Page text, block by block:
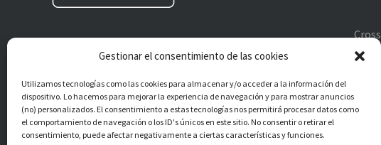
Gestionar el consentimiento de las cookies
Utilizamos tecnologías como las cookies para almacenar y/o acceder a la información del
dispositivo. Lo hacemos para mejorar la experiencia de navegación y para mostrar anuncios
(no) personalizados. El consentimiento a estas tecnologías nos permitirá procesar datos como
el comportamiento de navegación o los ID's únicos en este sitio. No consentir o retirar el
consentimiento, puede afectar negativamente a ciertas características y funciones.
Cross Capital EAF S.L.
reservados.